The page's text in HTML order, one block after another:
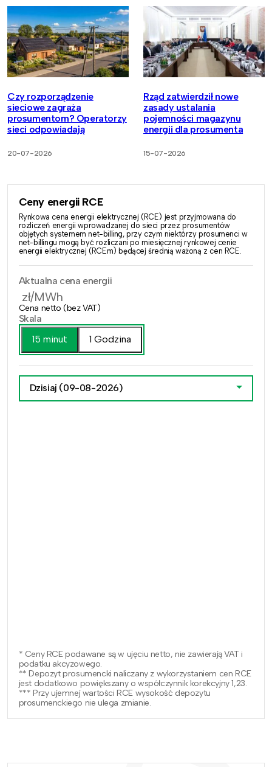
Czy rozporządzenie
sieciowe zagraża
prosumentom? Operatorzy
sieci odpowiadają
20-07-2026
Rząd zatwierdził nowe
zasady ustalania
pojemności magazynu
energii dla prosumenta
15-07-2026
Ceny energii RCE
Rynkowa cena energii elektrycznej (RCE) jest przyjmowana do
rozliczeń energii wprowadzanej do sieci przez prosumentów
objętych systemem net-billing, przy czym niektórzy prosumenci w
net-billingu mogą być rozliczani po miesięcznej rynkowej cenie
energii elektrycznej (RCEm) będącej średnią ważoną z cen RCE.
Aktualna cena energii
zł/MWh
Cena netto (bez VAT)
Skala
15 minut
1 Godzina
Dzisiaj (09-08-2026)
* Ceny RCE podawane są w ujęciu netto, nie zawierają VAT i
podatku akcyzowego.
** Depozyt prosumencki naliczany z wykorzystaniem cen RCE
jest dodatkowo powiększany o współczynnik korekcyjny 1,23.
*** Przy ujemnej wartości RCE wysokość depozytu
prosumenckiego nie ulega zmianie.